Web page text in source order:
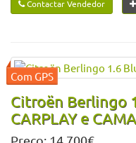
Contactar Vendedor
Citroën Berlingo
CARPLAY e
Preço: 14.700€